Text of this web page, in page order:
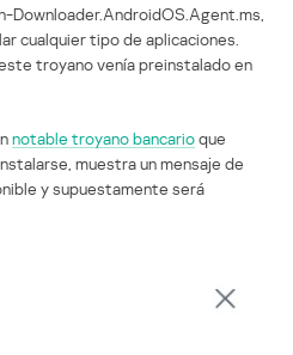
Downloader.AndroidOS.Agent.ms,
cualquier tipo de aplicaciones.
troyano venía preinstalado en
notable troyano bancarioque
muestra un mensaje de
y supuestamente será